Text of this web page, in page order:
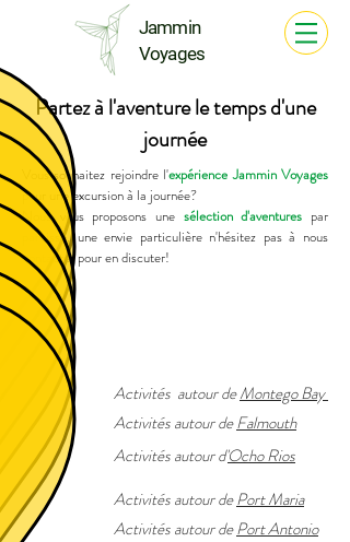
Jammin
Voyages
Vous souhaitez rejoindre l'expérience Jammin Voyages
pour une excursion à la journée?
Nous vous proposons une sélection d'aventures par
paroisse, une envie particulière n'hésitez pas à nous
contacterpour en discuter!
Partez à l'aventure le temps d'une
journée
Activités autour deMontego Bay
Activitésautour deFalmouth
Activitésautourd'Ocho Rios
Activitésautour dePort Maria
Activitésautour dePort Antonio